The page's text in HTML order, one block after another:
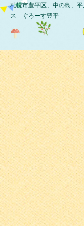
札幌市豊平区、中の島、
ス ぐろーす豊平